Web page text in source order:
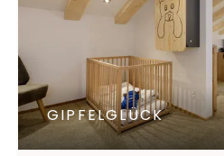
GIPFELGLÜCK